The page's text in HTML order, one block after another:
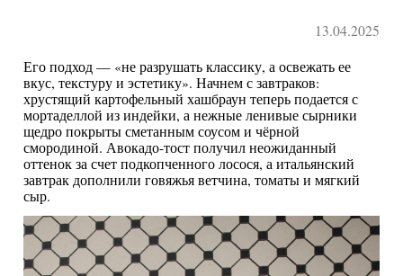
13.04.2025
Его подход — «не разрушать классику, а освежать ее
вкус, текстуру и эстетику». Начнем с завтраков:
хрустящий картофельный хашбраун теперь подается с
мортаделлой из индейки, а нежные ленивые сырники
щедро покрыты сметанным соусом и чёрной
смородиной. Авокадо-тост получил неожиданный
оттенок за счет подкопченного лосося, а итальянский
завтрак дополнили говяжья ветчина, томаты и мягкий
сыр.